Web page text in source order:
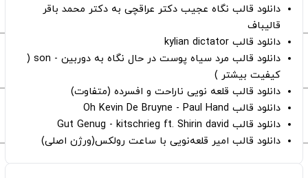
دانلود قالب نگاه عجیب دکتر عراقچی به دکتر محمد باقر
قالیباف
دانلود قالب kylian dictator
دانلود قالب مرد سیاه پوست در حال نگاه به دوربین - son (
کیفیت بیشتر )
دانلود قالب قلعه نویی ناراحت و افسرده (متفاوت)
دانلود قالب Oh Kevin De Bruyne - Paul Hand
دانلود قالب Gut Genug - kitschrieg ft. Shirin david
دانلود قالب امیر قلعه‌نویی با ساعت رولکس(ورژن اصلی)